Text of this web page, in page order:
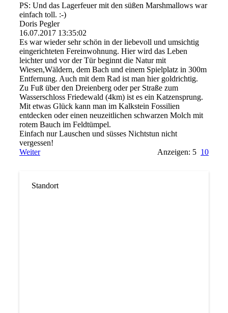
PS: Und das Lagerfeuer mit den süßen Marshmallows war
einfach toll. :-)
Doris Pegler
16.07.2017 13:35:02
Es war wieder sehr schön in der liebevoll und umsichtig
eingerichteten Fereinwohnung. Hier wird das Leben
leichter und vor der Tür beginnt die Natur mit
Wiesen,Wäldern, dem Bach und einem Spielplatz in 300m
Entfernung. Auch mit dem Rad ist man hier goldrichtig.
Zu Fuß über den Dreienberg oder per Straße zum
Wasserschloss Friedewald (4km) ist es ein Katzensprung.
Mit etwas Glück kann man im Kalkstein Fossilien
entdecken oder einen neuzeitlichen schwarzen Molch mit
rotem Bauch im Feldtümpel.
Einfach nur Lauschen und süsses Nichtstun nicht
vergessen!
Weiter
Anzeigen: 5 10
Standort